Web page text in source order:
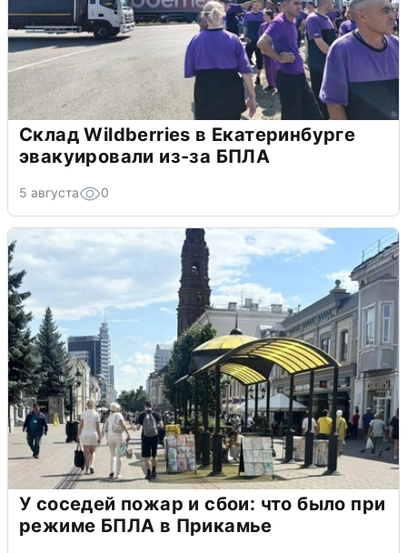
Склад Wildberries в Екатеринбурге
эвакуировали из-за БПЛА
5 августа 0
У соседей пожар и сбои: что было при
режиме БПЛА в Прикамье